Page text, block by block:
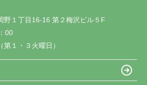
野１丁目16-16 第２梅沢ビル５F
00
第１・３火曜日）